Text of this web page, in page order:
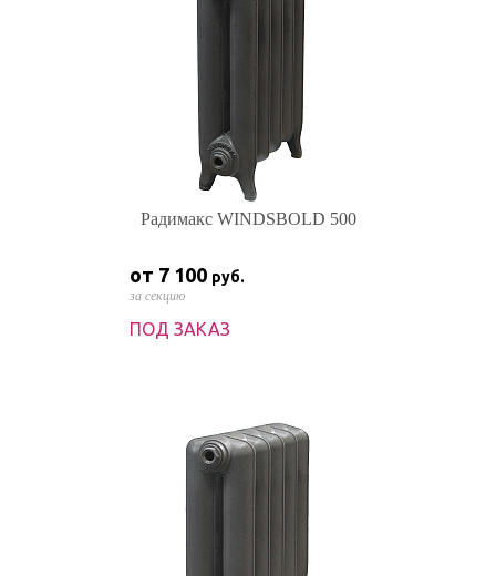
Радимакс WINDSBOLD 500
от 7 100 руб.
за секцию
ПОД ЗАКАЗ